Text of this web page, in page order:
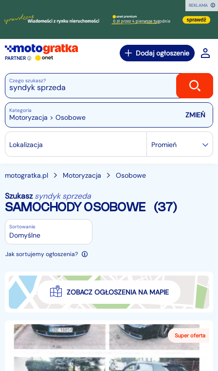
REKLAMA
PARTNER
Dodaj ogłoszenie
Czego szukasz?
Kategoria
Motoryzacja > Osobowe
Lokalizacja Promień
motogratka.pl Motoryzacja Osobowe
Szukasz syndyk sprzeda
SAMOCHODY OSOBOWE (37)
Sortowanie
Domyślne
Jak sortujemy ogłoszenia?
ZOBACZ OGŁOSZENIA NA MAPIE